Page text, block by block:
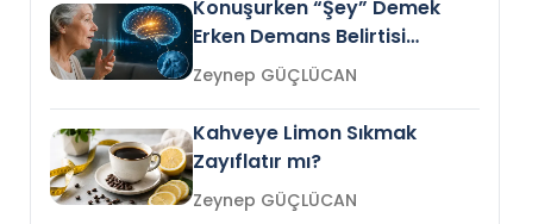
Konuşurken “Şey” Demek
Erken Demans Belirtisi
Olabilir mi?Zeynep GÜÇLÜCAN
Kahveye Limon Sıkmak
Zayıflatır mı?
Zeynep GÜÇLÜCAN